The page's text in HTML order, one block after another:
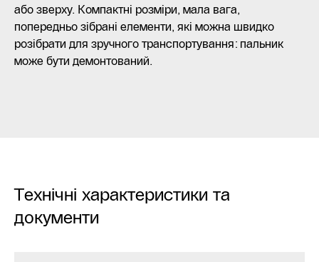
або зверху. Компактні розміри, мала вага,
попередньо зібрані елементи, які можна швидко
розібрати для зручного транспортування: пальник
може бути демонтований.
Технічні характеристики та
документи